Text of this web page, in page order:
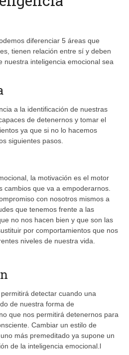
diferenciar 5 áreas que
tienen relación entre sí y deben
nuestra inteligencia emocional sea
a la identificación de nuestras
de detenernos y tomar el
ya que si no lo hacemos
siguientes pasos.
la motivación es el motor
cambios que va a empoderarnos.
con nosotros mismos a
que tenemos frente a las
no nos hacen bien y que son las
por comportamientos que nos
niveles de nuestra vida.
detectar cuando una
de nuestra forma de
que nos permitirá detenernos para
Cambiar un estilo de
más premeditado ya supone un
de la inteligencia emocional.l